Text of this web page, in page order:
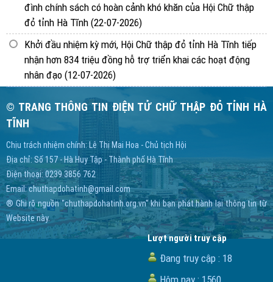
đình chính sách có hoàn cảnh khó khăn của Hội Chữ thập
đỏ tỉnh Hà Tĩnh (22-07-2026)
Khởi đầu nhiệm kỳ mới, Hội Chữ thập đỏ tỉnh Hà Tĩnh tiếp
nhận hơn 834 triệu đồng hỗ trợ triển khai các hoạt động
nhân đạo (12-07-2026)
© TRANG THÔNG TIN ĐIỆN TỬ CHỮ THẬP ĐỎ TỈNH HÀ
TĨNH
Chịu trách nhiệm chính: Lê Thị Mai Hoa - Chủ tịch Hội
Địa chỉ: Số 157 - Hà Huy Tập - Thành phố Hà Tĩnh
Điện thoại: 0239 3856 762
Email:chuthapdohatinh@gmail.com
® Ghi rõ nguồn "chuthapdohatinh.org.vn" khi bạn phát hành lại thông tin từ
Website này.
Lượt người truy cập
Đang truy cập : 18
Hôm nay : 1560